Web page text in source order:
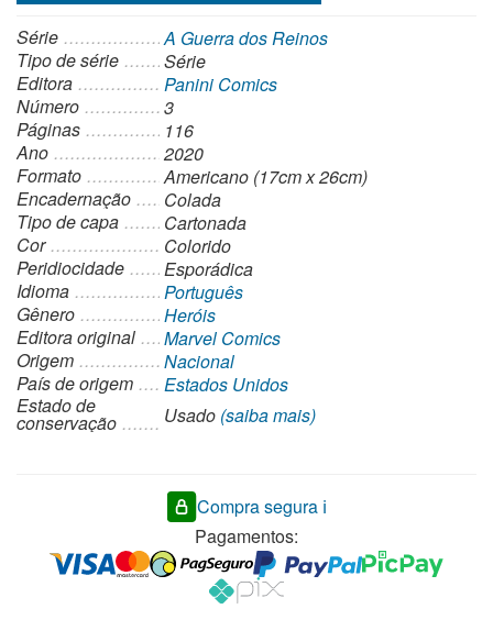
Série
A Guerra dos Reinos
Tipo de série
Série
Editora
Panini Comics
Número
3
Páginas
116
Ano
2020
Formato
Americano (17cm x 26cm)
Encadernação
Colada
Tipo de capa
Cartonada
Cor
Colorido
Peridiocidade
Esporádica
Idioma
Português
Gênero
Heróis
Editora original
Marvel Comics
Origem
Nacional
País de origem
Estados Unidos
Estado de
conservação Usado (saiba mais)
Compra segura ℹ️
Pagamentos: